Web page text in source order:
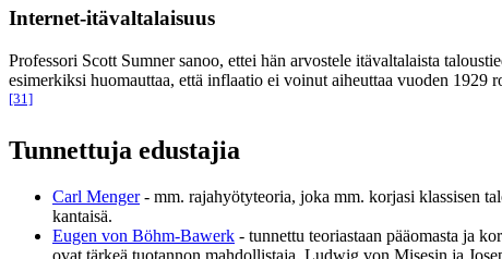
Internet-itävaltalaisuus
Professori Scott Sumner sanoo, ettei hän arvostele itävaltalaista
esimerkiksi huomauttaa, että inflaatio ei voinut aiheuttaa vuoden
[31]
Tunnettuja edustajia
Carl Menger- mm. rajahyötyteoria, joka mm. korjasi klassisen
kantaisä.
Eugen von Böhm-Bawerk - tunnettu teoriastaan pääomasta ja
ovat tärkeä tuotannon mahdollistaja. Ludwig von Misesin ja